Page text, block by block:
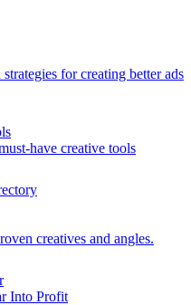
for creating better ads
have creative tools
creatives and angles.
Into Profit